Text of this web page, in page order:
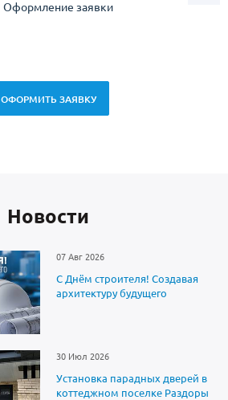
Оформление заявки
ОФОРМИТЬ ЗАЯВКУ
Новоcти
07 Авг 2026
С Днём строителя! Создавая
архитектуру будущего
30 Июл 2026
Установка парадных дверей в
коттеджном поселке Раздоры